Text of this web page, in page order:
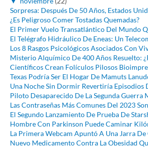
Sorpresa: Después De 50 Años, Estados
¿Es Peligroso Comer Tostadas Quemadas?
El Primer Vuelo Transatlántico Del Mundo
El Telégrafo Hidráulico De Eneas: Un
Los 8 Rasgos Psicológicos Asociados Con
Misterio Alquímico De 400 Años Resuelto:
Científicos Crean Folículos Pilosos
Texas Podría Ser El Hogar De Mamuts
Una Noche Sin Dormir Revertiría Episodios
Piloto Desaparecido De La Segunda Guerra
Las Contraseñas Más Comunes Del 2023
El Segundo Lanzamiento De Prueba De
Hombre Con Parkinson Puede Caminar
La Primera Webcam Apuntó A Una Jarra De
Nuevo Medicamento Contra La Obesidad